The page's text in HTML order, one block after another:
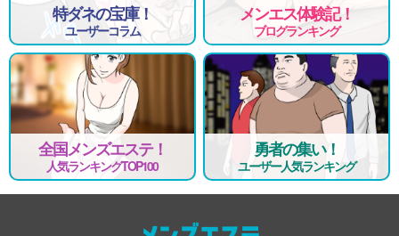
特ダネの宝庫！
ユーザーコラム
メンエス体験記！
ブログランキング
全国メンズエステ！
人気ランキングTOP100
勇者の集い！
ユーザー人気ランキング